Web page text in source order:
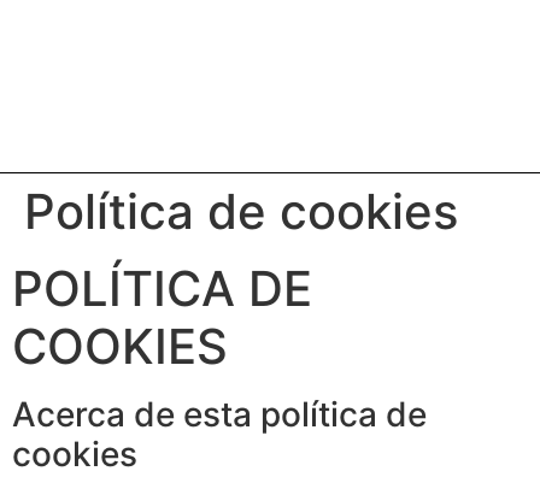
Política de cookies
POLÍTICA DE
COOKIES
Acerca de esta política de
cookies